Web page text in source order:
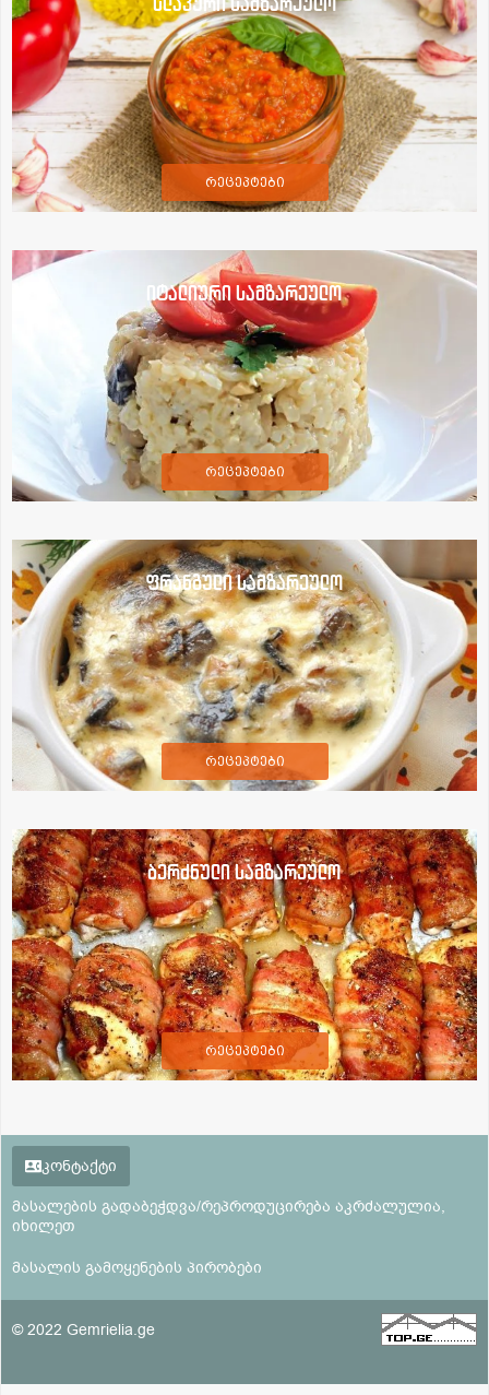
რეცეპტები
იტალიური სამზარეულო
რეცეპტები
ფრანგული სამზარეულო
რეცეპტები
ბერძნული სამზარეულო
რეცეპტები
კონტაქტი
მასალების გადაბეჭდვა/რეპროდუცირება აკრძალულია,
იხილეთ
მასალის გამოყენების პირობები
© 2022 Gemrielia.ge